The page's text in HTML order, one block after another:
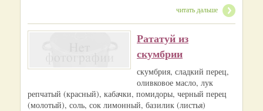
читать дальше
Рататуй из
скумбрии
скумбрия, сладкий перец,
оливковое масло, лук
репчатый (красный), кабачки, помидоры, черный перец
(молотый), соль, сок лимонный, базилик (листья)